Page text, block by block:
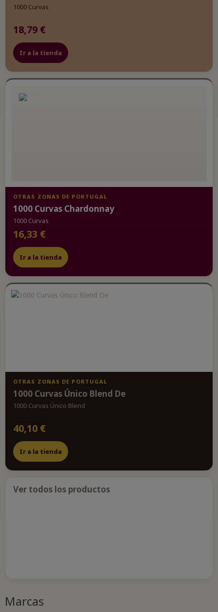
1000 Curvas
18,79 €
Ir a la tienda
OTRAS ZONAS DE PORTUGAL
1000 Curvas Chardonnay
1000 Curvas
16,33 €
Ir a la tienda
OTRAS ZONAS DE PORTUGAL
1000 Curvas Único Blend De
1000 Curvas Único Blend
40,10 €
Ir a la tienda
Ver todos los productos
Marcas